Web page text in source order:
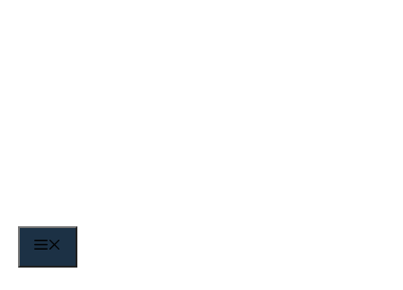
Sanvignes